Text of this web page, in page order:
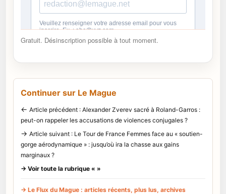
Gratuit. Désinscription possible à tout moment.
Continuer sur Le Mague
← Article précédent : Alexander Zverev sacré à Roland-Garros :
peut-on rappeler les accusations de violences conjugales ?
→ Article suivant : Le Tour de France Femmes face au « soutien-
gorge aérodynamique » : jusqu’où ira la chasse aux gains
marginaux ?
→ Voir toute la rubrique « »
→ Le Flux du Mague : articles récents, plus lus, archives